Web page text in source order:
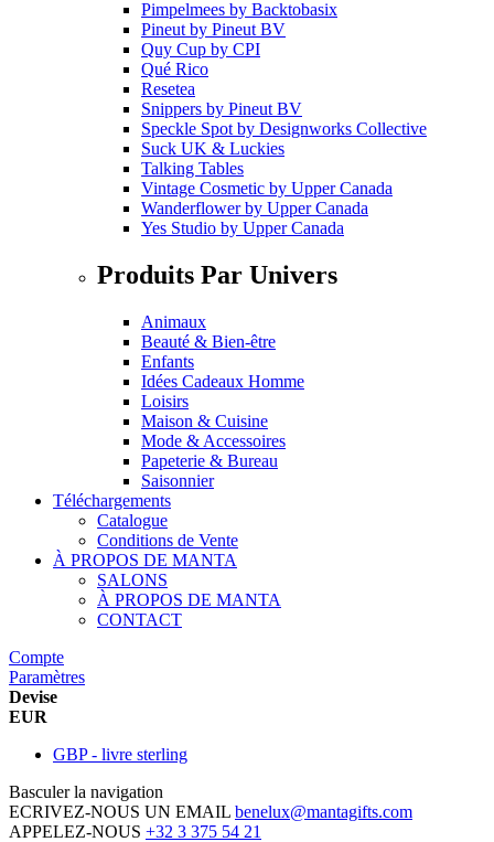
Pimpelmees by Backtobasix
Pineut by Pineut BV
Quy Cup by CPI
Qué Rico
Resetea
Snippers by Pineut BV
Speckle Spot by Designworks Collective
Suck UK & Luckies
Talking Tables
Vintage Cosmetic by Upper Canada
Wanderflowerby Upper Canada
Yes Studio by Upper Canada
Produits Par Univers
Animaux
Beauté & Bien-être
Enfants
Idées Cadeaux Homme
Loisirs
Maison & Cuisine
Mode & Accessoires
Papeterie & Bureau
Saisonnier
Téléchargements
Catalogue
Conditions de Vente
À PROPOS DE MANTA
SALONS
À PROPOS DE MANTA
CONTACT
Compte
Paramètres
Devise
EUR
GBP - livre sterling
Basculer la navigation
ECRIVEZ-NOUS UN EMAIL benelux@mantagifts.com
APPELEZ-NOUS +32 3 375 54 21